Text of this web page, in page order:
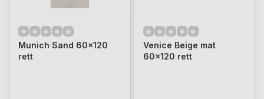
Munich Sand 60x120
rett
Venice Beige mat
60x120 rett